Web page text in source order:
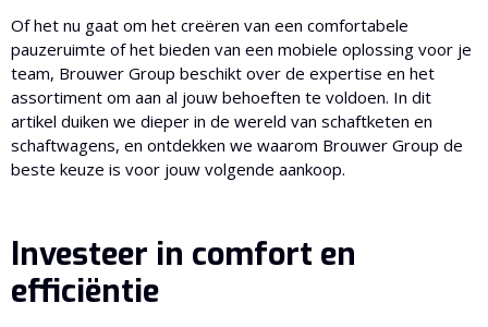
Of het nu gaat om het creëren van een comfortabele
pauzeruimte of het bieden van een mobiele oplossing voor je
team, Brouwer Group beschikt over de expertise en het
assortiment om aan al jouw behoeften te voldoen. In dit
artikel duiken we dieper in de wereld van schaftketen en
schaftwagens, en ontdekken we waarom Brouwer Group de
beste keuze is voor jouw volgende aankoop.
Investeer in comfort en
efficiëntie